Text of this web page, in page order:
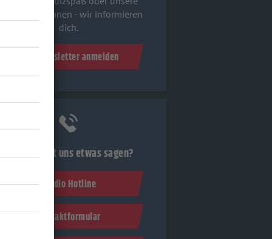
Aktionen - wir informieren
dich.
Zum Newsletter anmelden
Du möchtest uns etwas sagen?
Studio Hotline
Kontaktformular